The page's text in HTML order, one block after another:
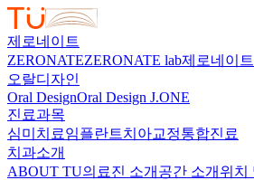
제로네이트
ZERONATEZERONATE lab제로네이
오랄디자인
Oral DesignOral Design J.ONE
진료과목
심미치료임플란트치아교정통합진료
치과소개
ABOUT TU의료진 소개 공간 소개 위치